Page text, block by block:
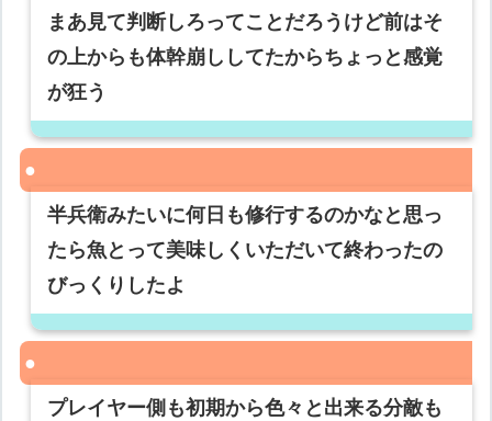
まあ見て判断しろってことだろうけど前はそ
の上からも体幹崩ししてたからちょっと感覚
が狂う
半兵衛みたいに何日も修行するのかなと思っ
たら魚とって美味しくいただいて終わったの
びっくりしたよ
プレイヤー側も初期から色々と出来る分敵も